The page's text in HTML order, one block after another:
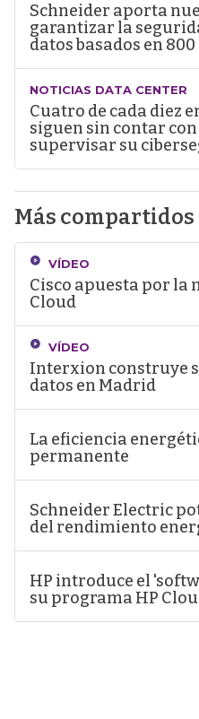
Schneider aporta
garantizar la
datos basados en 800
NOTICIAS DATA CENTER
Cuatro de cada diez
siguen sin contar con
supervisar su
Más compartidos
VÍDEO
Cisco apuesta por la
Cloud
VÍDEO
Interxion construye
datos en Madrid
La eficiencia
permanente
Schneider Electric
del rendimiento
HP introduce el
su programa HP